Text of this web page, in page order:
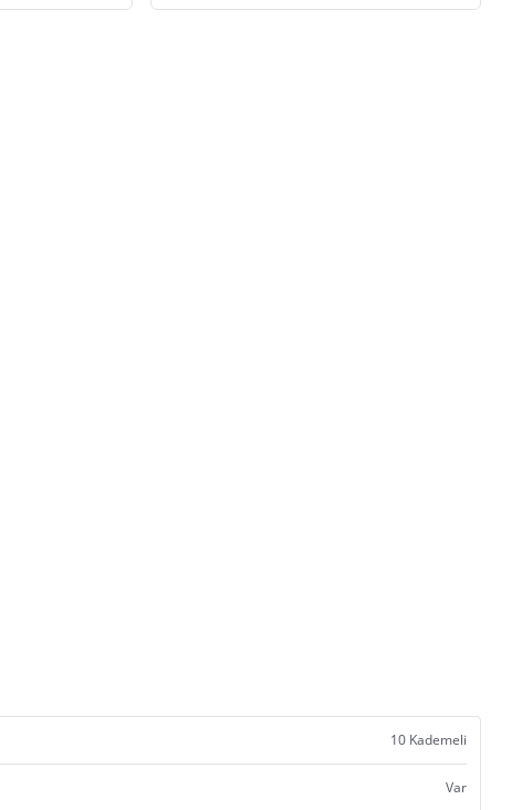
10 Kademeli
Var